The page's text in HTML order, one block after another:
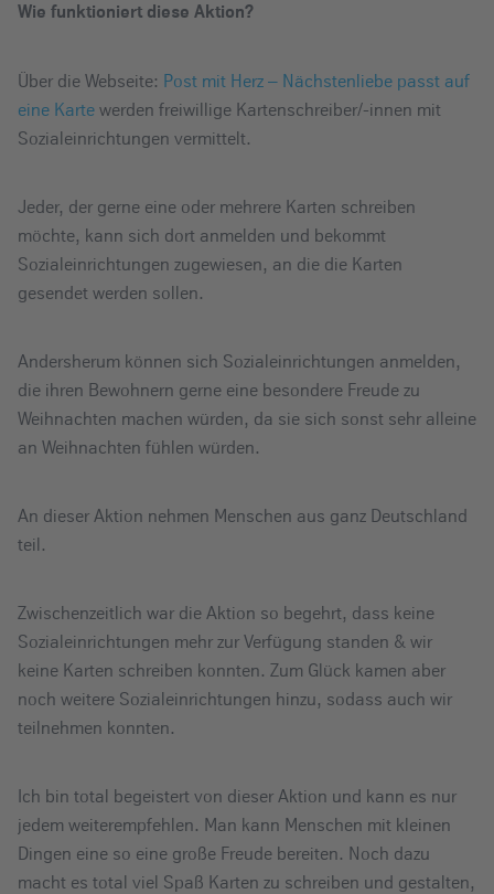
Wie funktioniert diese Aktion?
Über die Webseite: Post mit Herz – Nächstenliebe passt auf
eine Karte werden freiwillige Kartenschreiber/-innen mit
Sozialeinrichtungen vermittelt.
Jeder, der gerne eine oder mehrere Karten schreiben
möchte, kann sich dort anmelden und bekommt
Sozialeinrichtungen zugewiesen, an die die Karten
gesendet werden sollen.
Andersherum können sich Sozialeinrichtungen anmelden,
die ihren Bewohnern gerne eine besondere Freude zu
Weihnachten machen würden, da sie sich sonst sehr alleine
an Weihnachten fühlen würden.
An dieser Aktion nehmen Menschen aus ganz Deutschland
teil.
Zwischenzeitlich war die Aktion so begehrt, dass keine
Sozialeinrichtungen mehr zur Verfügung standen & wir
keine Karten schreiben konnten. Zum Glück kamen aber
noch weitere Sozialeinrichtungen hinzu, sodass auch wir
teilnehmen konnten.
Ich bin total begeistert von dieser Aktion und kann es nur
jedem weiterempfehlen. Man kann Menschen mit kleinen
Dingen eine so eine große Freude bereiten. Noch dazu
macht es total viel Spaß Karten zu schreiben und gestalten,